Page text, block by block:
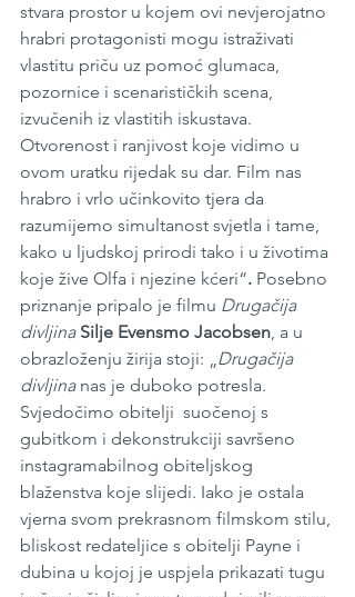
stvara prostor u kojem ovi nevjerojatno
hrabri protagonisti mogu istraživati
vlastitu priču uz pomoć glumaca,
pozornice i scenarističkih scena,
izvučenih iz vlastitih iskustava.
Otvorenost i ranjivost koje vidimo u
ovom uratku rijedak su dar. Film nas
hrabro i vrlo učinkovito tjera da
razumijemo simultanost svjetla i tame,
kako u ljudskoj prirodi tako i u životima
koje žive Olfa i njezine kćeri“. Posebno
priznanje pripalo je filmu Drugačija
divljina Silje Evensmo Jacobsen, a u
obrazloženju žirija stoji: „Drugačija
divljina nas je duboko potresla.
Svjedočimo obitelji  suočenoj s
gubitkom i dekonstrukciji savršeno
instagramabilnog obiteljskog
blaženstva koje slijedi. Iako je ostala
vjerna svom prekrasnom filmskom stilu,
bliskost redateljice s obitelji Payne i
dubina u kojoj je uspjela prikazati tugu